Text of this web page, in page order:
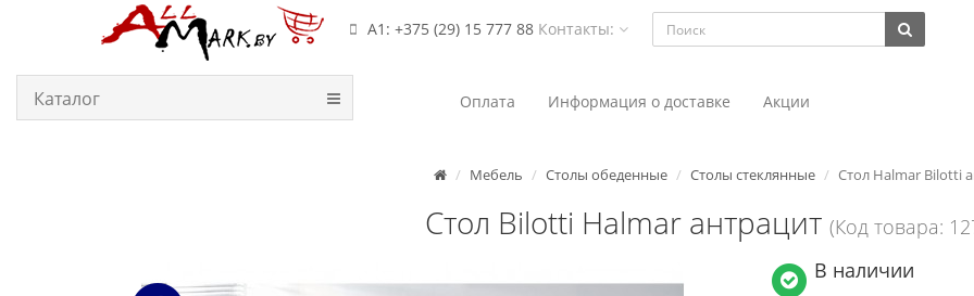
А1: +375 (29) 15 777 88 Контакты:
Каталог Оплата Информация о доставке Акции
Мебель Столы обеденные Столы стеклянные Стол Halmar Bilotti
Стол Bilotti Halmar антрацит (Код товара:
В наличии